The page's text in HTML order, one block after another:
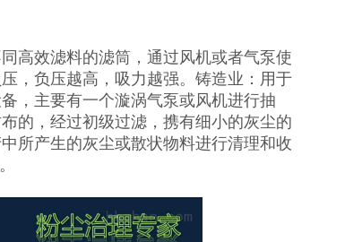
高效滤料的滤筒，通过风机或者气泵使
，负压越高，吸力越强。铸造业：用于
，主要有一个漩涡气泵或风机进行抽
的，经过初级过滤，携有细小的灰尘的
所产生的灰尘或散状物料进行清理和收